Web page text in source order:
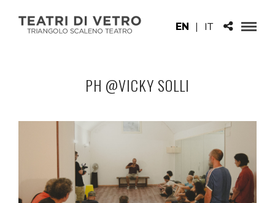
EN | IT
PH @VICKY SOLLI